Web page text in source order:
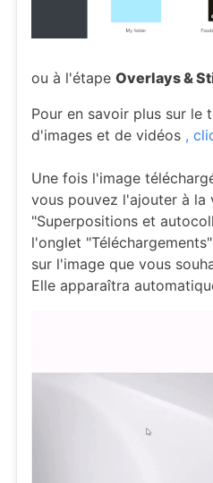
ou à l'étape Overlays &
Pour en savoir plus sur le
d'images et de vidéos ,
Une fois l'image
vous pouvez l'ajouter à la
"Superpositions et
l'onglet
sur l'image que vous
Elle apparaîtra